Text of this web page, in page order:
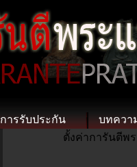
การรับประกัน บทควา
ตั้งค่าการันตีพร